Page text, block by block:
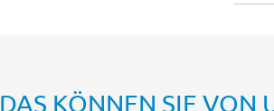
DAS KÖNNEN SIE VON